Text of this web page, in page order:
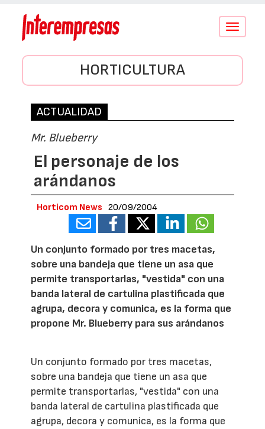
Conmutar
HORTICULTURA
ACTUALIDAD
Mr. Blueberry
El personaje de los
arándanos
Horticom News 20/09/2004
Un conjunto formado por tres macetas,
sobre una bandeja que tiene un asa que
permite transportarlas, "vestida" con una
banda lateral de cartulina plastificada que
agrupa, decora y comunica, es la forma que
propone Mr. Blueberry para sus arándanos
Un conjunto formado por tres macetas,
sobre una bandeja que tiene un asa que
permite transportarlas, "vestida" con una
banda lateral de cartulina plastificada que
agrupa, decora y comunica, es la forma que